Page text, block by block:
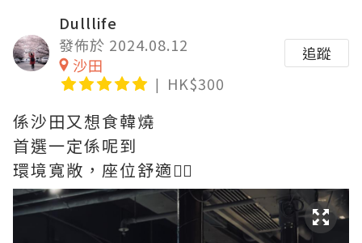
Dulllife
發佈於 2024.08.12
沙田
HK$300
追蹤
係沙田又想食韓燒
首選一定係呢到
環境寬敞，座位舒適👍🏻